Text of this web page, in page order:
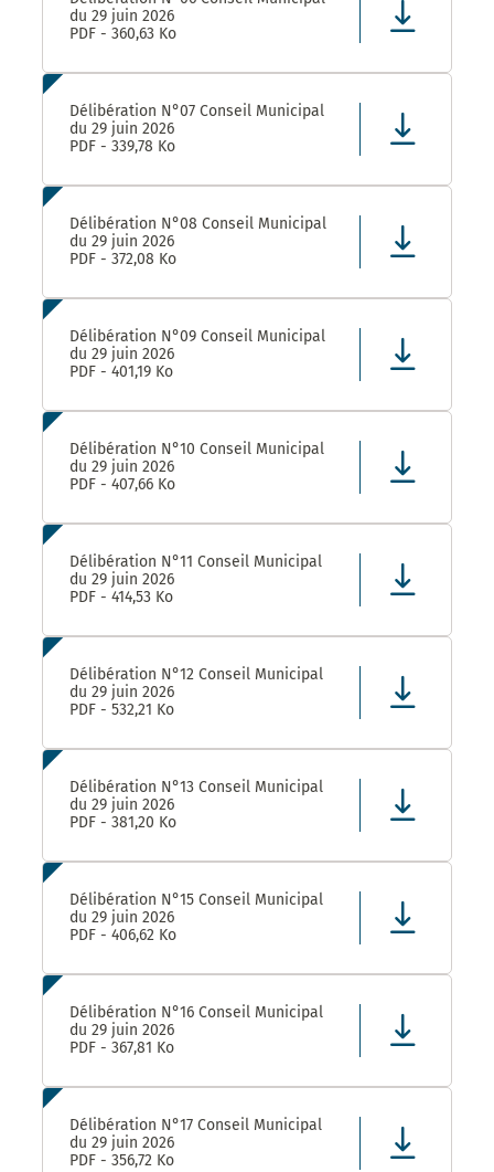
du 29 juin 2026
PDF - 360,63 Ko
Délibération N°07 Conseil Municipal
du 29 juin 2026
PDF - 339,78 Ko
Délibération N°08 Conseil Municipal
du 29 juin 2026
PDF - 372,08 Ko
Délibération N°09 Conseil Municipal
du 29 juin 2026
PDF - 401,19 Ko
Délibération N°10 Conseil Municipal
du 29 juin 2026
PDF - 407,66 Ko
Délibération N°11 Conseil Municipal
du 29 juin 2026
PDF - 414,53 Ko
Délibération N°12 Conseil Municipal
du 29 juin 2026
PDF - 532,21 Ko
Délibération N°13 Conseil Municipal
du 29 juin 2026
PDF - 381,20 Ko
Délibération N°15 Conseil Municipal
du 29 juin 2026
PDF - 406,62 Ko
Délibération N°16 Conseil Municipal
du 29 juin 2026
PDF - 367,81 Ko
Délibération N°17 Conseil Municipal
du 29 juin 2026
PDF - 356,72 Ko